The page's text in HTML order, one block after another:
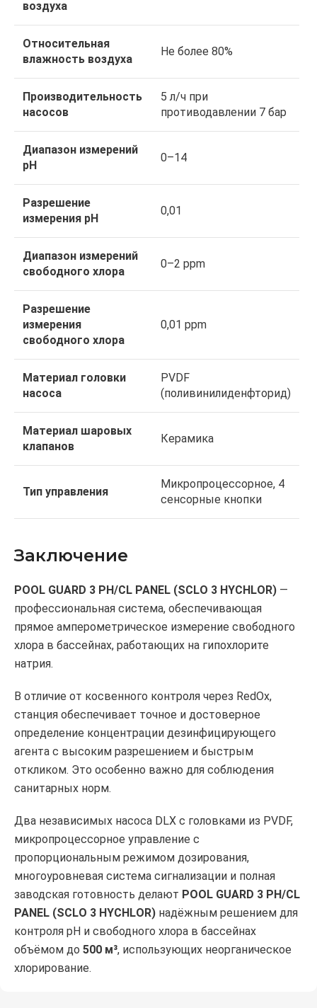
воздуха
Относительная
влажность воздуха
Не более 80%
Производительность
насосов
5 л/ч при
противодавлении 7 бар
Диапазон измерений
pH
0–14
Разрешение
измерения pH
0,01
Диапазон измерений
свободного хлора
0–2 ppm
Разрешение
измерения
свободного хлора
0,01 ppm
Материал головки
насоса
PVDF
(поливинилиденфторид)
Материал шаровых
клапанов
Керамика
Тип управления
Микропроцессорное, 4
сенсорные кнопки
Заключение
POOL GUARD 3 PH/CL PANEL (SCLO 3 HYCHLOR) —
профессиональная система, обеспечивающая
прямое амперометрическое измерение свободного
хлора в бассейнах, работающих на гипохлорите
натрия.
В отличие от косвенного контроля через RedOx,
станция обеспечивает точное и достоверное
определение концентрации дезинфицирующего
агента с высоким разрешением и быстрым
откликом. Это особенно важно для соблюдения
санитарных норм.
Два независимых насоса DLX с головками из PVDF,
микропроцессорное управление с
пропорциональным режимом дозирования,
многоуровневая система сигнализации и полная
заводская готовность делают POOL GUARD 3 PH/CL
PANEL (SCLO 3 HYCHLOR) надёжным решением для
контроля pH и свободного хлора в бассейнах
объёмом до 500 м³, использующих неорганическое
хлорирование.